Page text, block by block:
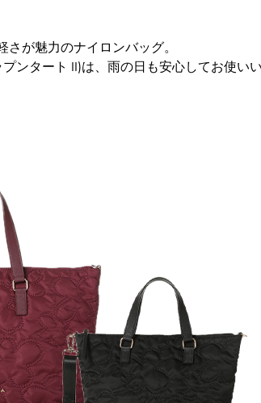
が魅力のナイロンバッグ。
プンタート II)は、雨の日も安心してお使い